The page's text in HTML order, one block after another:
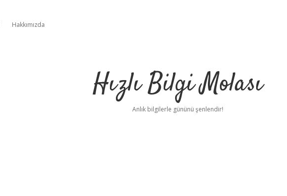
Hakkımızda
Hızlı Bilgi Molası
Anlık bilgilerle gününü şenlendir!